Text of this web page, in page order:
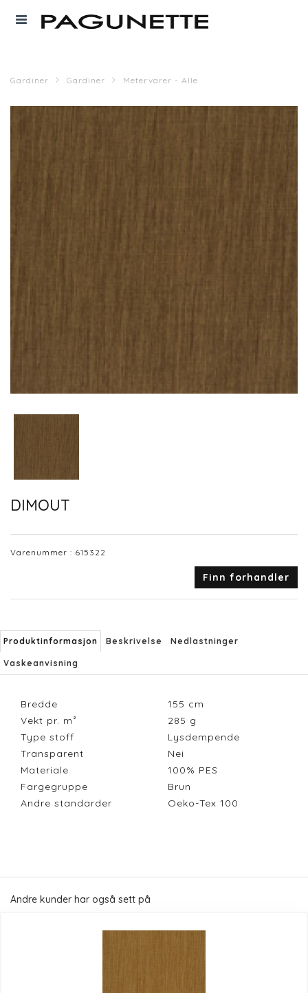
Gardiner Gardiner Metervarer - Alle
DIMOUT
Varenummer : 615322
Finn forhandler
Produktinformasjon Beskrivelse Nedlastninger
Vaskeanvisning
Bredde 155 cm
Vekt pr. m²
285 g
Type stoff
Lysdempende
Transparent
Nei
Materiale
100% PES
Fargegruppe
Brun
Andre standarder
Oeko-Tex 100
Andre kunder har også sett på